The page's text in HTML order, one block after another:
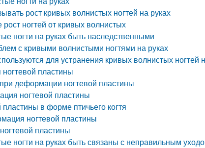
рост кривых волнистых ногтей на руках
ногтей от кривых волнистых
ногти на руках быть наследственными
с кривыми волнистыми ногтями на руках
для устранения кривых волнистых ногтей
пластины
деформации ногтевой пластины
ногтевой пластины
в форме птичьего когтя
ногтевой пластины
пластины
ногти на руках быть связаны с неправильным